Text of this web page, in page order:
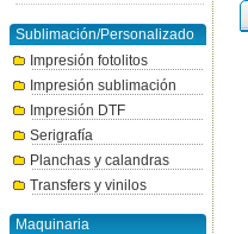
Sublimación/Personalizado
Impresión fotolitos
Impresión sublimación
Impresión DTF
Serigrafía
Planchas y calandras
Transfers y vinilos
Maquinaria